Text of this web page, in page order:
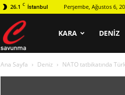
26.1 C İstanbul Perşembe, Ağustos 6,
KARA DENIZ
Ana Sayfa Deniz NATO tatbikatında